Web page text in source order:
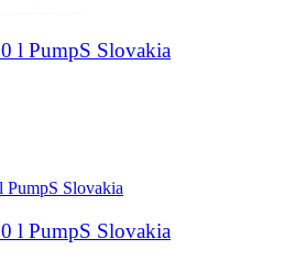
l PumpS Slovakia
l PumpS Slovakia